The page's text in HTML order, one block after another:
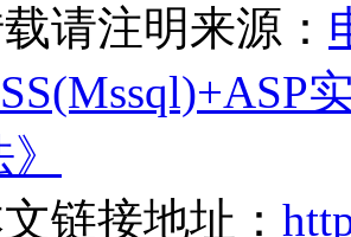
请注明来源：
链接地址：